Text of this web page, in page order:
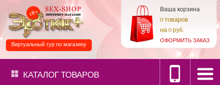
Ваша корзина
0товаров
на0 руб.
ОФОРМИТЬ ЗАКАЗ
Виртуальный тур по магазину
КАТАЛОГТОВАРОВ